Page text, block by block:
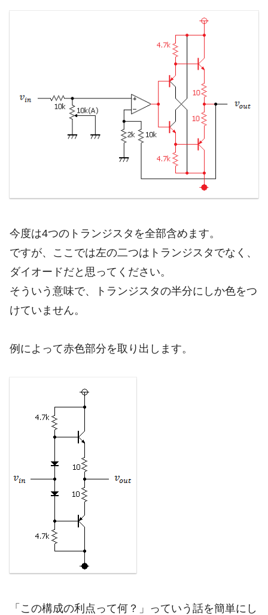
今度は4つのトランジスタを全部含めます。
ですが、ここでは左の二つはトランジスタでなく、
ダイオードだと思ってください。
そういう意味で、トランジスタの半分にしか色をつ
けていません。
例によって赤色部分を取り出します。
「この構成の利点って何？」っていう話を簡単にし